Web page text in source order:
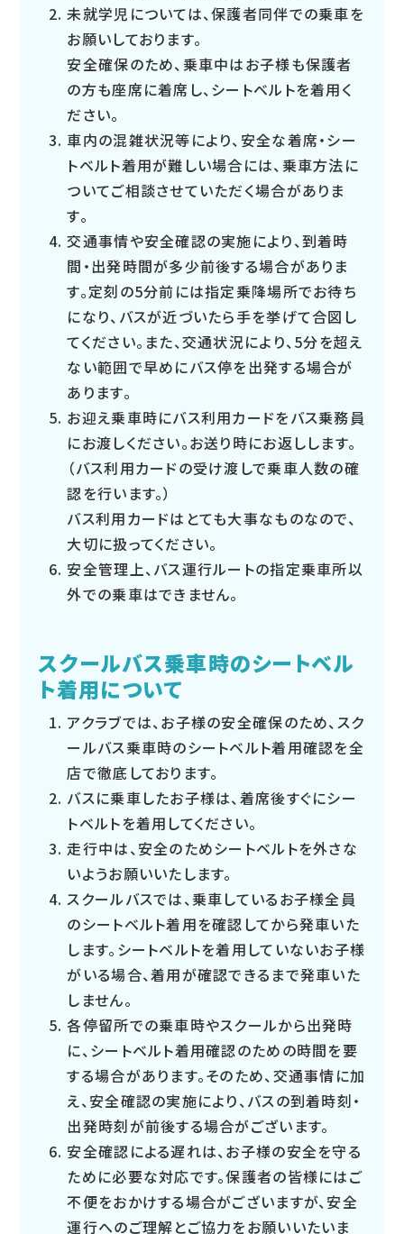
未就学児については、保護者同伴での乗車を
お願いしております。
安全確保のため、乗車中はお子様も保護者
の方も座席に着席し、シートベルトを着用く
ださい。
車内の混雑状況等により、安全な着席・シー
トベルト着用が難しい場合には、乗車方法に
ついてご相談させていただく場合がありま
す。
交通事情や安全確認の実施により、到着時
間・出発時間が多少前後する場合がありま
す。定刻の5分前には指定乗降場所でお待ち
になり、バスが近づいたら手を挙げて合図し
てください。また、交通状況により、5分を超え
ない範囲で早めにバス停を出発する場合が
あります。
お迎え乗車時にバス利用カードをバス乗務員
にお渡しください。お送り時にお返しします。
（バス利用カードの受け渡しで乗車人数の確
認を行います。）
バス利用カードはとても大事なものなので、
大切に扱ってください。
安全管理上、バス運行ルートの指定乗車所以
外での乗車はできません。
スクールバス乗車時のシートベル
ト着用について
アクラブでは、お子様の安全確保のため、スク
ールバス乗車時のシートベルト着用確認を全
店で徹底しております。
バスに乗車したお子様は、着席後すぐにシー
トベルトを着用してください。
走行中は、安全のためシートベルトを外さな
いようお願いいたします。
スクールバスでは、乗車しているお子様全員
のシートベルト着用を確認してから発車いた
します。シートベルトを着用していないお子様
がいる場合、着用が確認できるまで発車いた
しません。
各停留所での乗車時やスクールから出発時
に、シートベルト着用確認のための時間を要
する場合があります。そのため、交通事情に加
え、安全確認の実施により、バスの到着時刻・
出発時刻が前後する場合がございます。
安全確認による遅れは、お子様の安全を守る
ために必要な対応です。保護者の皆様にはご
不便をおかけする場合がございますが、安全
運行へのご理解とご協力をお願いいたいま